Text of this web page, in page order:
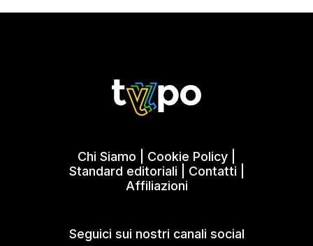
Chi Siamo Cookie Policy
Standard editoriali
Contatti
Affiliazioni
Seguici sui nostri canali social